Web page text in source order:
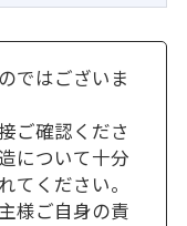
ではございま
ご確認くださ
について十分
てください。
様ご自身の責